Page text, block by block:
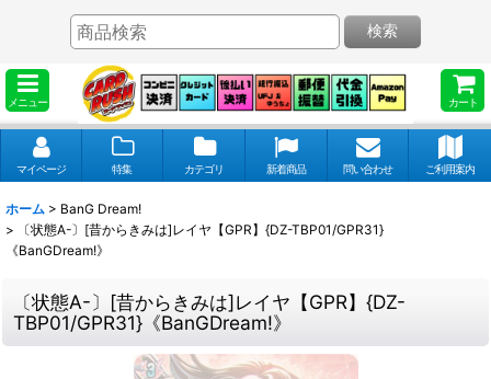
メニュー カート
検索
マイページ 特集 カテゴリ 新着商品 問い合わせ ご利用案内
ホーム > BanG Dream!
>
〔状態A-〕[昔からきみは]レイヤ【GPR】{DZ-TBP01/GPR31}
《BanGDream!》
〔状態A-〕[昔からきみは]レイヤ【GPR】{DZ-
TBP01/GPR31}《BanGDream!》